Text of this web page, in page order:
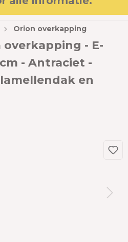
Orion overkapping
- E-
- Antraciet -
en